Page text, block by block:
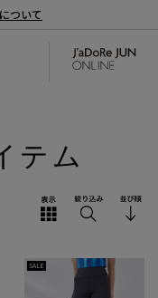
ついて
テム
SALE